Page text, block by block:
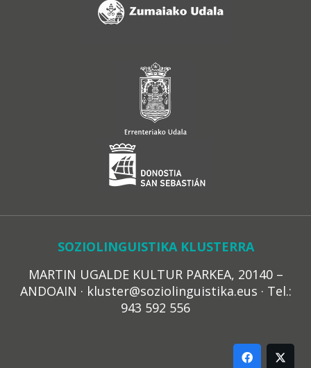
SOZIOLINGUISTIKA KLUSTERRA
MARTIN UGALDE KULTUR PARKEA, 20140 –
ANDOAIN · kluster@soziolinguistika.eus · Tel.:
943 592 556